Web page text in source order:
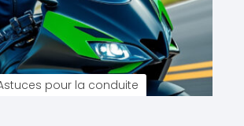
pour la conduite